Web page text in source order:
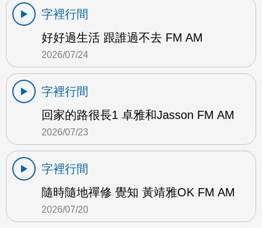
字裡行間
好好過生活 跟誰過不去 FM AM
2026/07/24
字裡行間
回家的路很長1 卓雅和Jasson FM AM
2026/07/23
字裡行間
隨時隨地禪修 覺知 黃靖雅OK FM AM
2026/07/20